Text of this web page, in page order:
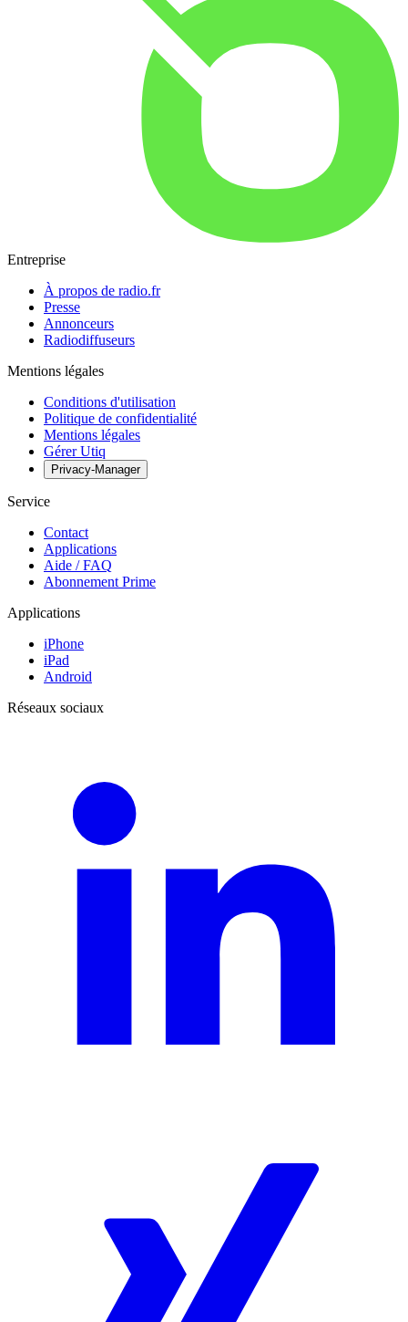
Entreprise
À propos de radio.fr
Presse
Annonceurs
Radiodiffuseurs
Mentions légales
Conditions d'utilisation
Politique de confidentialité
Mentions légales
Gérer Utiq
Privacy-Manager
Service
Contact
Applications
Aide / FAQ
Abonnement Prime
Applications
iPhone
iPad
Android
Réseaux sociaux